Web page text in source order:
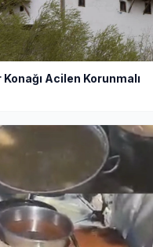
Acilen Korunmalı